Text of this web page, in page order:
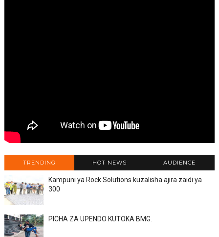
TRENDING HOT NEWS AUDIENCE
Kampuni ya Rock Solutions kuzalisha ajira zaidi ya
300
PICHA ZA UPENDO KUTOKA BMG.